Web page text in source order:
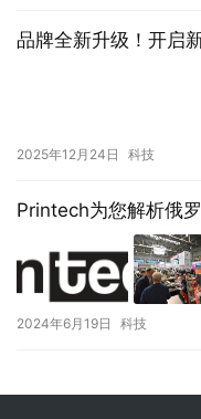
品牌全新升级！开启
2025年12月24日 科技
Printech为您解析俄
2024年6月19日 科技